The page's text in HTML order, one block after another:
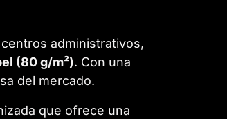
administrativos,
(80 g/m²). Con una
del mercado.
que ofrece una